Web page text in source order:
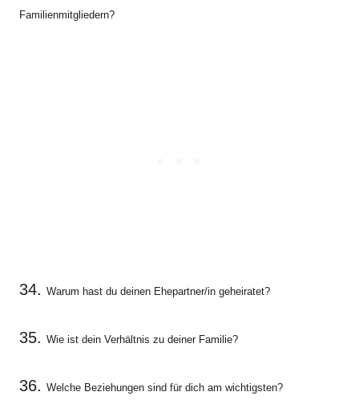
Familienmitgliedern?
34. Warum hast du deinen Ehepartner/in geheiratet?
35. Wie ist dein Verhältnis zu deiner Familie?
36. Welche Beziehungen sind für dich am wichtigsten?